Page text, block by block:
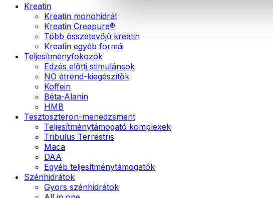
Kreatin
Kreatin monohidrát
Kreatin Creapure®
Több összetevőjű kreatin
Kreatin egyéb formái
Teljesítményfokozók
Edzés előtti stimulánsok
NO étrend-kiegészítők
Koffein
Béta-Alanin
HMB
Tesztoszteron-menedzsment
Teljesítménytámogató komplexek
Tribulus Terrestris
Maca
DAA
Egyéb teljesítménytámogatók
Szénhidrátok
Gyors szénhidrátok